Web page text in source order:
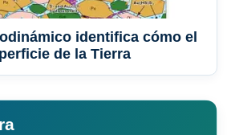
identifica cómo el
de la Tierra